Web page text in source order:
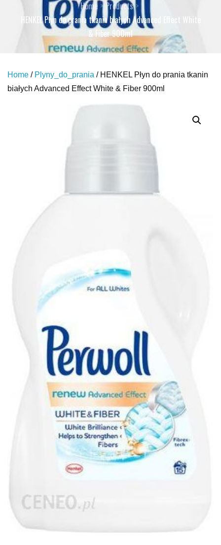
Home
Products
HENKEL Płyn do prania tkanin białych Advanced Effect White
& Fiber 900ml
Home / Plyny_do_prania / HENKEL Płyn do prania tkanin
białych Advanced Effect White & Fiber 900ml